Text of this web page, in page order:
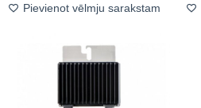
Pievienot vēlmju sarakstam